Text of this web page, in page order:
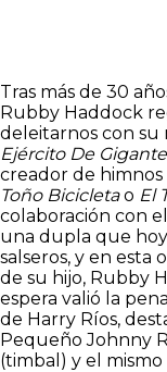
Tras más de 30
Rubby Haddock
deleitarnos con su
Ejército De
creador de himnos
Toño Bicicletao El
colaboración con
una dupla que
salseros, y en esta
de su hijo, Rubby
espera valió la
de Harry Ríos,
Pequeño Johnny
(timbal) y el